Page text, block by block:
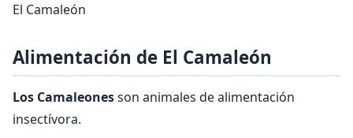
El Camaleón
Alimentación de El Camaleón
Los Camaleonesson animales de alimentación
insectívora.